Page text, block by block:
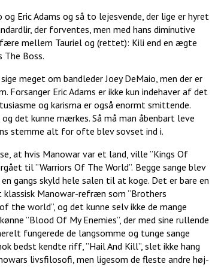
Eric Adams og så to lejesvende, der lige er hyret
der forventes, men med hans diminutive
mellem Tauriel og (rettet): Kili end en ægte
The Boss.
meget om bandleder Joey DeMaio, men der er
Forsanger Eric Adams er ikke kun indehaver af det
og karisma er også enormt smittende.
det kunne mærkes. Så må man åbenbart leve
stemme alt for ofte blev sovset ind i.
at hvis Manowar var et land, ville ”Kings Of
til ”Warriors Of The World”. Begge sange blev
gangs skyld hele salen til at koge. Det er bare en
Manowar-refræn som ”Brothers
the world”, og det kunne selv ikke de mange
”Blood Of My Enemies”, der med sine rullende
fungerede de langsomme og tunge sange
bedst kendte riff, ”Hail And Kill”, slet ikke hang
livsfilosofi, men ligesom de fleste andre høj-